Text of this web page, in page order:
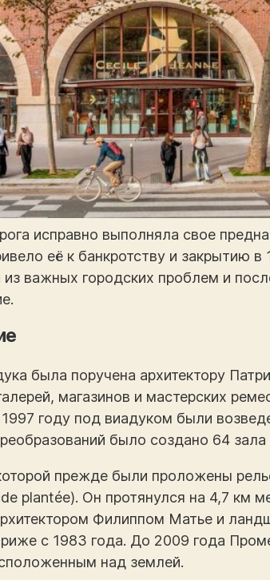
исправно выполняла свое
её к банкротству и закрытию
важных городских проблем и
была поручена архитектору
магазинов и мастерских
году под виадуком были
было создано 64
прежде были проложены
plantéе). Он протянулся на 4,7 км
Филиппом Матье и
с 1983 года. До 2009 года
над землей.